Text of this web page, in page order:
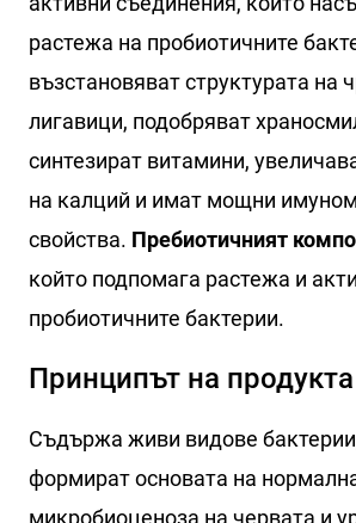
растежа на пробиотичните
възстановяват структурата на
лигавици, подобряват
синтезират витамини,
на калций и имат мощни
свойства. Пребиотичният
който подпомага растежа и
пробиотичните бактерии.
Принципът на продукта
Съдържа живи видове
формират основата на
микробиоценоза на червата и